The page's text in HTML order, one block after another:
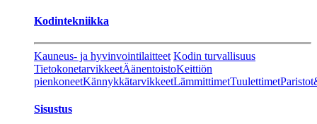
Kodintekniikka
Kauneus- ja hyvinvointilaitteet Kodin turvallisuus
TietokonetarvikkeetÄänentoistoKeittiön
pienkoneetKännykkätarvikkeetLämmittimetTuulettimet
Sisustus